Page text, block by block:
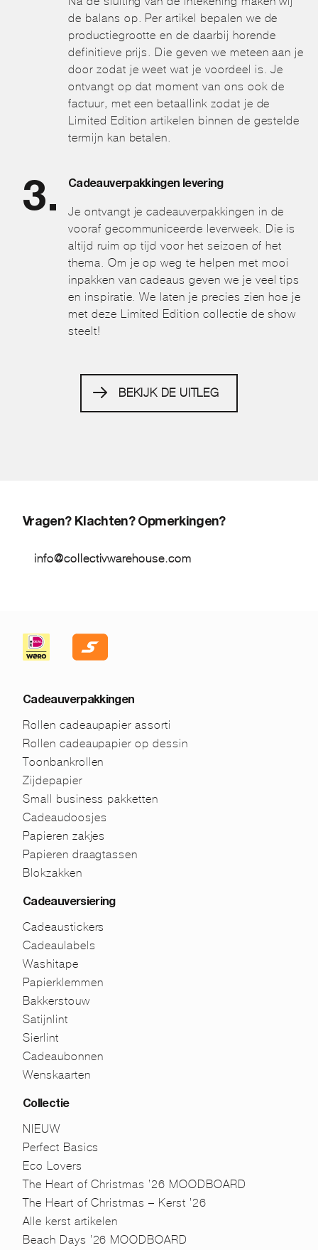
de balans op. Per artikel bepalen we de
productiegrootte en de daarbij horende
definitieve prijs. Die geven we meteen aan je
door zodat je weet wat je voordeel is. Je
ontvangt op dat moment van ons ook de
factuur, met een betaallink zodat je de
Limited Edition artikelen binnen de gestelde
termijn kan betalen.
Cadeauverpakkingen levering
Je ontvangt je cadeauverpakkingen in de
vooraf gecommuniceerde leverweek. Die is
altijd ruim op tijd voor het seizoen of het
thema. Om je op weg te helpen met mooi
inpakken van cadeaus geven we je veel tips
en inspiratie. We laten je precies zien hoe je
met deze Limited Edition collectie de show
steelt!
BEKIJK DE UITLEG
Vragen? Klachten? Opmerkingen?
info@collectivwarehouse.com
Cadeauverpakkingen
Rollen cadeaupapier assorti
Rollen cadeaupapier op dessin
Toonbankrollen
Zijdepapier
Small business pakketten
Cadeaudoosjes
Papieren zakjes
Papieren draagtassen
Blokzakken
Cadeauversiering
Cadeaustickers
Cadeaulabels
Washitape
Papierklemmen
Bakkerstouw
Satijnlint
Sierlint
Cadeaubonnen
Wenskaarten
Collectie
NIEUW
Perfect Basics
Eco Lovers
The Heart of Christmas ’26 MOODBOARD
The Heart of Christmas – Kerst ’26
Alle kerst artikelen
Beach Days ’26 MOODBOARD